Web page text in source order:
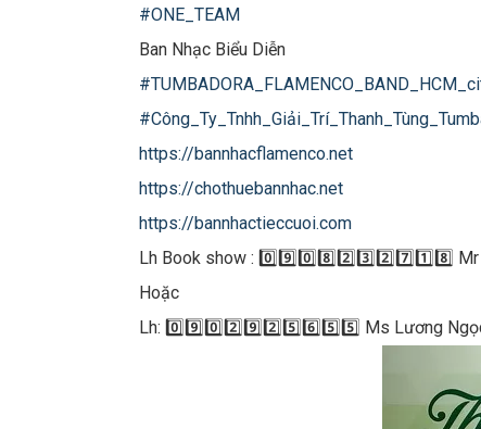
#ONE_TEAM
Ban Nhạc Biểu Diễn
https://bannhacflamenco.net
https://chothuebannhac.net
https://bannhactieccuoi.com
Lh Book show : 0️⃣9️⃣0️⃣8️⃣2️⃣3️⃣2️⃣7️⃣1️⃣8️⃣ Mr
Hoặc
Lh: 0️⃣9️⃣0️⃣2️⃣9️⃣2️⃣5️⃣6️⃣5️⃣5️⃣ Ms Lương